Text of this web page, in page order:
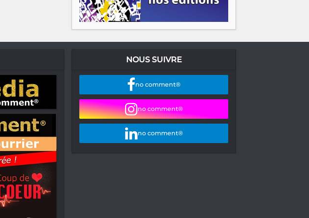
NOUS SUIVRE
no comment®
no comment®
no comment®